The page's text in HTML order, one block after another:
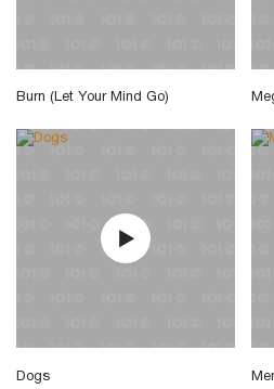
Burn (Let Your Mind Go)
Dogs